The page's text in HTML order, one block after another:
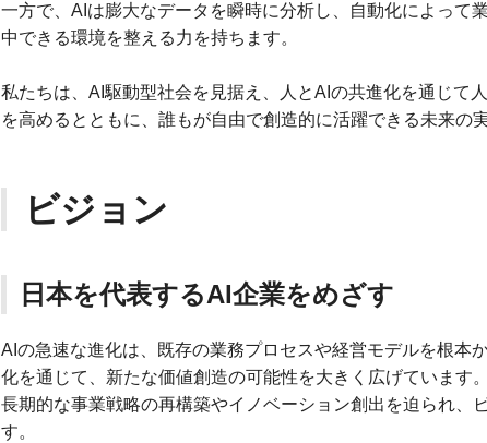
一方で、AIは膨大なデータを瞬時に分析し、自動化によって
中できる環境を整える力を持ちます。
私たちは、AI駆動型社会を見据え、人とAIの共進化を通じて
を高めるとともに、誰もが自由で創造的に活躍できる未来の
ビジョン
日本を代表するAI企業をめざす
AIの急速な進化は、既存の業務プロセスや経営モデルを根本
化を通じて、新たな価値創造の可能性を大きく広げています
長期的な事業戦略の再構築やイノベーション創出を迫られ、
す。